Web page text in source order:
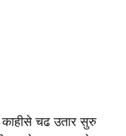
काहीसे चढ उतार सुरु